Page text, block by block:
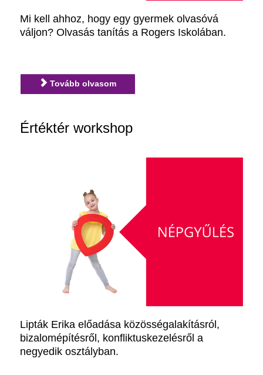
Mi kell ahhoz, hogy egy gyermek olvasóvá
váljon? Olvasás tanítás a Rogers Iskolában.
Tovább olvasom
Értéktér workshop
Lipták Erika előadása közösségalakításról,
bizalomépítésről, konfliktuskezelésről a
negyedik osztályban.